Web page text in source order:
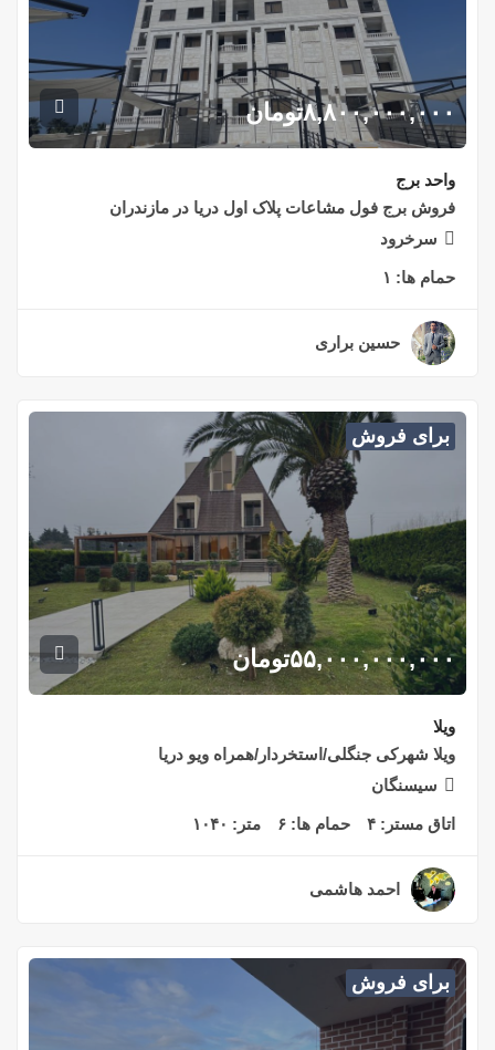
۸,۸۰۰,۰۰۰,۰۰۰تومان
واحد برج
فروش برج فول مشاعات پلاک اول دریا در مازندران
سرخرود
حمام ها: ۱
حسین براری
برای فروش
۵۵,۰۰۰,۰۰۰,۰۰۰تومان
ویلا
ویلا شهرکی جنگلی/استخردار/همراه ویو دریا
سیسنگان
اتاق مستر: ۴ حمام ها: ۶ متر: ۱۰۴۰
احمد هاشمی
برای فروش